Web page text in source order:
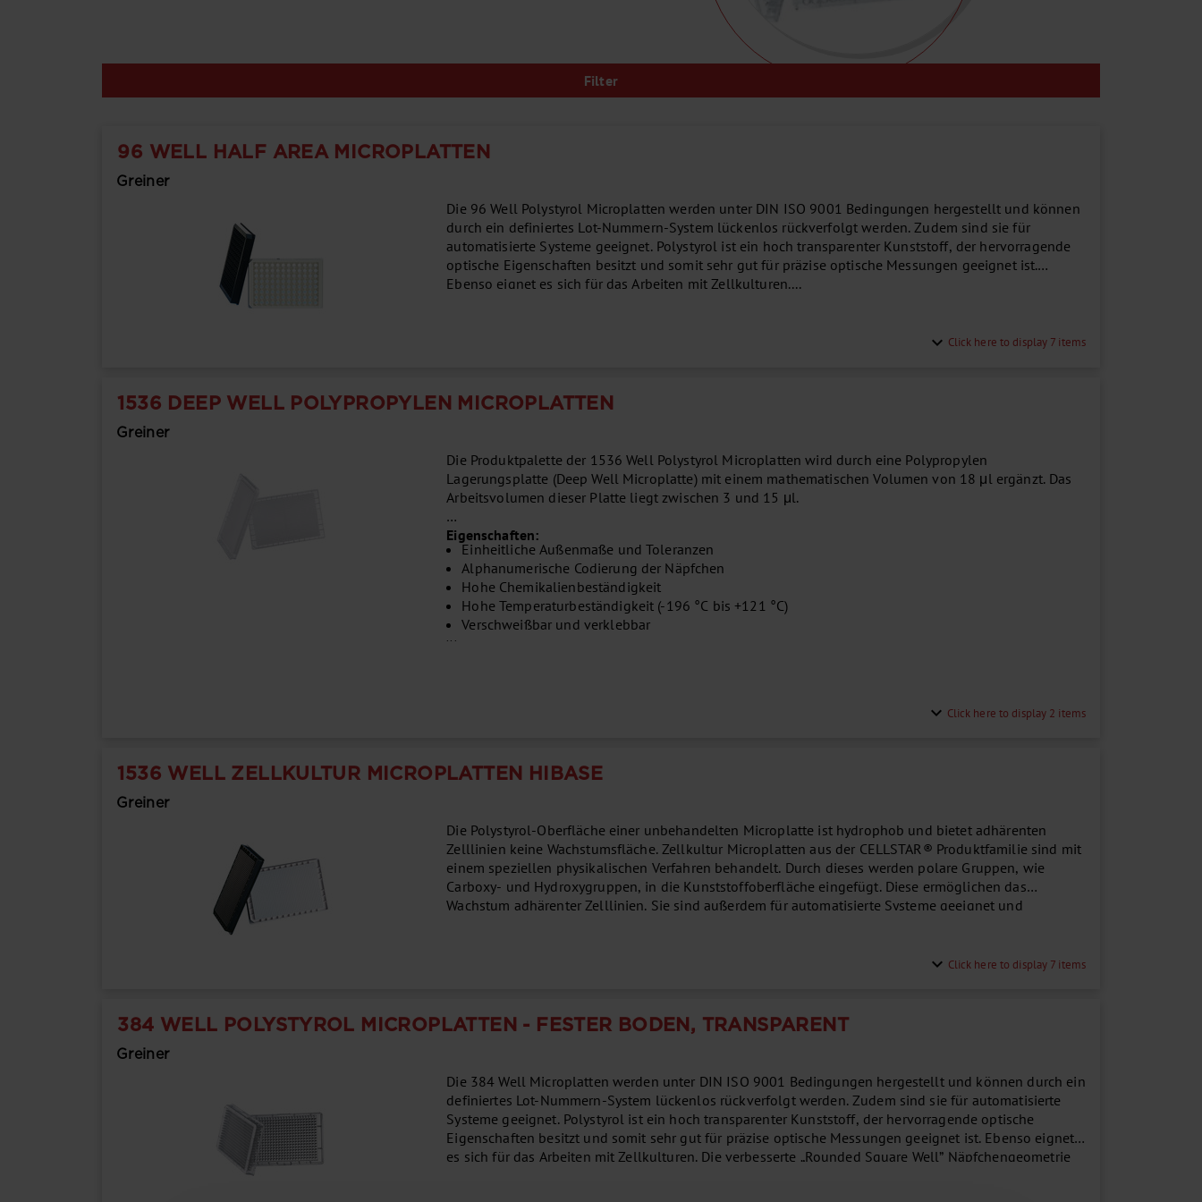
Filter
96 WELL HALF AREA MICROPLATTEN
Greiner
Die 96 Well Polystyrol Microplatten werden unter DIN ISO 9001 Bedingungen hergestellt und können
durch ein definiertes Lot-Nummern-System lückenlos rückverfolgt werden. Zudem sind sie für
automatisierte Systeme geeignet. Polystyrol ist ein hoch transparenter Kunststoff, der hervorragende
optische Eigenschaften besitzt und somit sehr gut für präzise optische Messungen geeignet ist.
Ebenso eignet es sich für das Arbeiten mit Zellkulturen....
expand_more Click here to display 7 items
1536 DEEP WELL POLYPROPYLEN MICROPLATTEN
Greiner
Die Produktpalette der 1536 Well Polystyrol Microplatten wird durch eine Polypropylen
Lagerungsplatte (Deep Well Microplatte) mit einem mathematischen Volumen von 18 μl ergänzt. Das
Arbeitsvolumen dieser Platte liegt zwischen 3 und 15 μl.
Eigenschaften:
Einheitliche Außenmaße und Toleranzen
Alphanumerische Codierung der Näpfchen
Hohe Chemikalienbeständigkeit
Hohe Temperaturbeständigkeit (-196 °C bis +121 °C)
Verschweißbar und verklebbar
...
expand_more Click here to display 2 items
1536 WELL ZELLKULTUR MICROPLATTEN HIBASE
Greiner
Die Polystyrol-Oberfläche einer unbehandelten Microplatte ist hydrophob und bietet adhärenten
Zelllinien keine Wachstumsfläche. Zellkultur Microplatten aus der CELLSTAR® Produktfamilie sind mit
einem speziellen physikalischen Verfahren behandelt. Durch dieses werden polare Gruppen, wie
Carboxy- und Hydroxygruppen, in die Kunststoffoberfläche eingefügt. Diese ermöglichen das
Wachstum adhärenter Zelllinien. Sie sind außerdem für automatisierte Systeme geeignet und
expand_more Click here to display 7 items
384 WELL POLYSTYROL MICROPLATTEN - FESTER BODEN, TRANSPARENT
Greiner
Die 384 Well Microplatten werden unter DIN ISO 9001 Bedingungen hergestellt und können durch ein
definiertes Lot-Nummern-System lückenlos rückverfolgt werden. Zudem sind sie für automatisierte
Systeme geeignet. Polystyrol ist ein hoch transparenter Kunststoff, der hervorragende optische
Eigenschaften besitzt und somit sehr gut für präzise optische Messungen geeignet ist. Ebenso eignet
es sich für das Arbeiten mit Zellkulturen. Die verbesserte „Rounded Square Well” Näpfchengeometrie